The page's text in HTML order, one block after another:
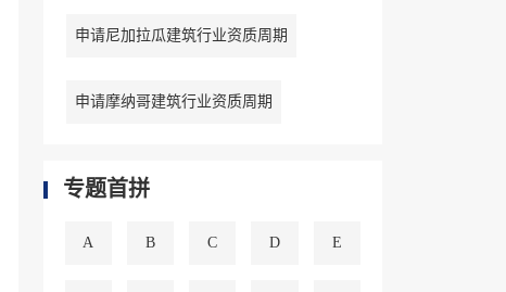
申请尼加拉瓜建筑行业资质周期
申请摩纳哥建筑行业资质周期
专题首拼
A B C D E